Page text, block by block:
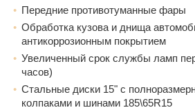
Передние противотуманные фары
Обработка кузова и днища
антикоррозионным покрытием
Увеличенный срок службы ламп
часов)
Стальные диски 15" с
колпаками и шинами 185\65R15